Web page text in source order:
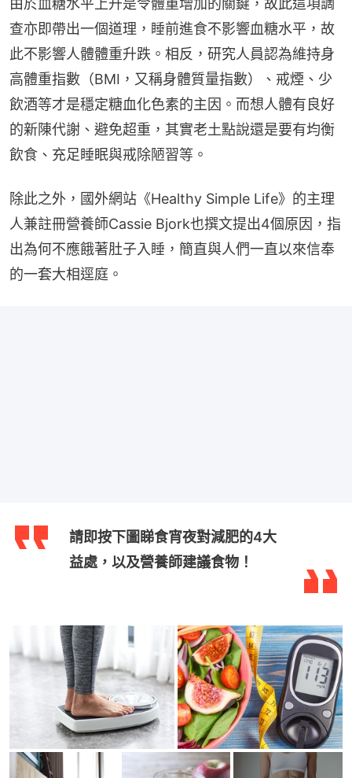
由於血糖水平上升是令體重增加的關鍵，故此這項調
查亦即帶出一個道理，睡前進食不影響血糖水平，故
此不影響人體體重升跌。相反，研究人員認為維持身
高體重指數（BMI，又稱身體質量指數）、戒煙、少
飲酒等才是穩定糖血化色素的主因。而想人體有良好
的新陳代謝、避免超重，其實老土點說還是要有均衡
飲食、充足睡眠與戒除陋習等。
除此之外，國外網站《Healthy Simple Life》的主理
人兼註冊營養師Cassie Bjork也撰文提出4個原因，指
出為何不應餓著肚子入睡，簡直與人們一直以來信奉
的一套大相逕庭。
請即按下圖睇食宵夜對減肥的4大
益處，以及營養師建議食物！